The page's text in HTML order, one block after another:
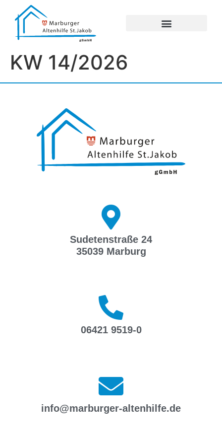
KW 14/2026
Sudetenstraße 24
35039 Marburg
06421 9519-0
info@marburger-altenhilfe.de